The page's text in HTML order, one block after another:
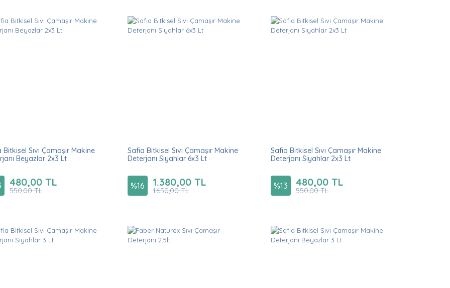
Bitkisel Sıvı Çamaşır Makine
Beyazlar 2x3 Lt
480,00 TL
550,00 TL
Safia Bitkisel Sıvı Çamaşır Makine
Deterjanı Siyahlar 6x3 Lt
%16 1.380,00 TL
1.650,00 TL
Safia Bitkisel Sıvı Çamaşır Makine
Deterjanı Siyahlar 2x3 Lt
%13 480,00 TL
550,00 TL